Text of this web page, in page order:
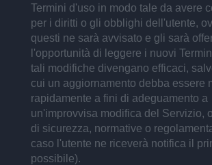
Termini d'uso in modo tale da avere
per i diritti o gli obblighi dell'utente,
questi ne sarà avvisato e gli sarà
l'opportunità di leggere i nuovi
tali modifiche divengano efficaci,
cui un aggiornamento debba essere
rapidamente a fini di adeguamento a
un'improvvisa modifica del Servizio,
di sicurezza, normative o
caso l'utente ne riceverà notifica il
possibile).